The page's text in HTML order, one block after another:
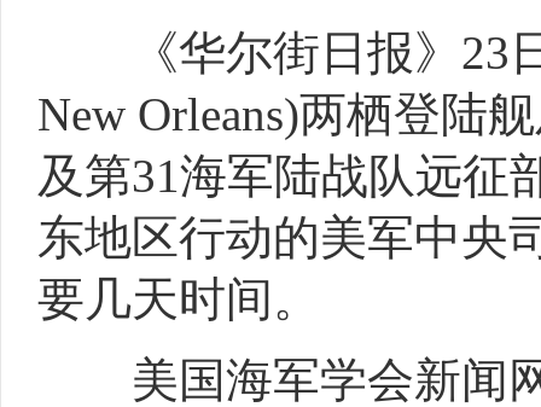
《华尔街日报》23日
New Orleans)两栖登陆
及第31海军陆战队远征
东地区行动的美军中央
要几天时间。
美国海军学会新闻网